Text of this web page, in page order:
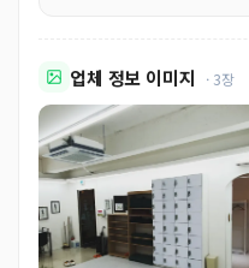
업체 정보 이미지 · 3장